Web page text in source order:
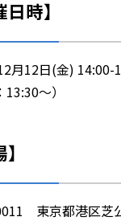
日時】
月12日(金) 14:00-
13:30～）
東京都港区芝